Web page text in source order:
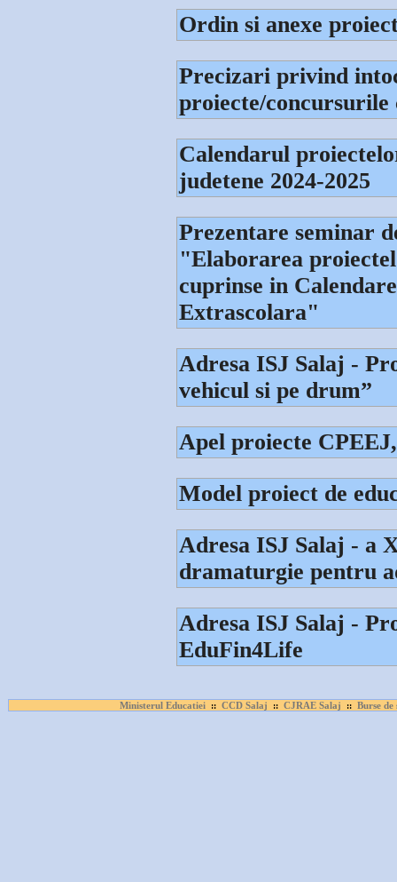
Ordin si anexe
Precizari privind
proiecte/concursurile
Calendarul
judetene 2024-2025
Prezentare seminar
"Elaborarea
cuprinse in
Extrascolara"
Adresa ISJ Salaj -
vehicul si pe drum”
Apel proiecte
Model proiect de
Adresa ISJ Salaj - a
dramaturgie pentru
Adresa ISJ Salaj -
EduFin4Life
Ministerul Educatiei :: CCD Salaj :: CJRAE Salaj :: Burse